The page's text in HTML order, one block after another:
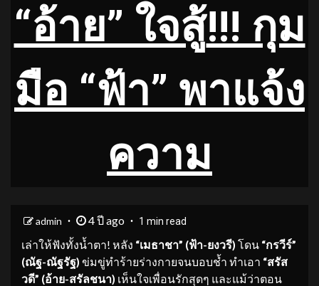
“อ้าย” ใจสู้!!! กุม
มือ “ฟ้า” พาแจ้ง
ความ
admin 4 ปี ago 1 min read
เล่าให้ฟังทั้งน้ำตา! หลัง “เมธาชา” (ฟ้า-ยงวรี) โดน “กรวีร์”
(ณัฐ-ณัฐรัฐ) ข่มขู่ทำร้ายร่างกายจนบอบช้ำ ทำเอา “สรัส
วดี” (อ้าย-สรัลชนา) เห็นใจเพื่อนรักสุดๆ และแม้ว่าตอน